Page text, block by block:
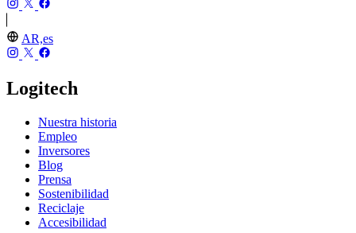
AR,es
Logitech
Nuestra historia
Empleo
Inversores
Blog
Prensa
Sostenibilidad
Reciclaje
Accesibilidad